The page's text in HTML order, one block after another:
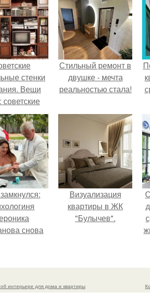
стенки
Вещи
советские
80-х.
Стильный ремонт в
двушке - мечта
реальностью стала!
снова
мужа.
Визуализация
квартиры в ЖК
"Булычев".
интерьере для дома и квартиры